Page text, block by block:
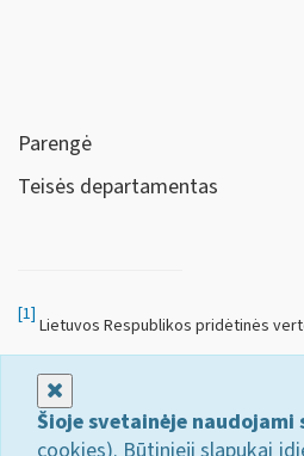
Parengė
Teisės departamentas
[1]
Lietuvos Respublikos pridėtinės
Šioje svetainėje naudojami